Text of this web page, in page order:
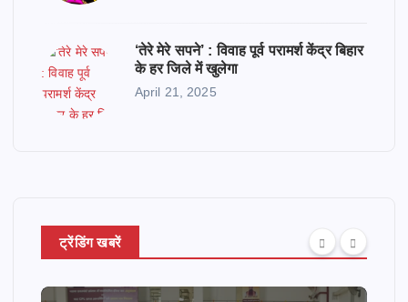
‘तेरे मेरे सपने’ : विवाह पूर्व परामर्श केंद्र बिहार
के हर जिले में खुलेगा
April 21, 2025
ट्रेंडिंग खबरें